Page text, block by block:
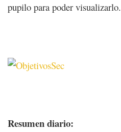
pupilo para poder visualizarlo.
Resumen diario: